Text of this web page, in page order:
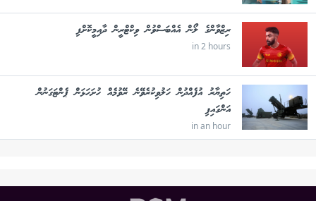
ރިޒްވާންގެ ލޯން އެއްބަސްވުން ވިކްޓްރީން ދާއިމީކޮށްފި
in 2 hours
ހަތިޔާރު އުފެއްދުން ހަލުވިކުރެވޭނެ ރޭވުމެއް ހުށަހަޅަން ޕެންޓަގަނުން
އަންގައިފި
in an hour